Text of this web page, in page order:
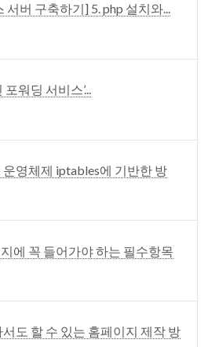
서버 구축하기] 5. php 설치와...
포워딩 서비스’...
운영체제 iptables에 기반한 방
에 꼭 들어가야 하는 필수항목
서도 할 수 있는 홈페이지 제작 방